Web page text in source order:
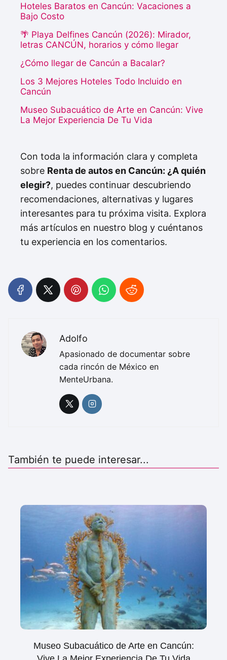
Hoteles Baratos en Cancún: Vacaciones a
Bajo Costo
🌴 Playa Delfines Cancún (2026): Mirador,
letras CANCÚN, horarios y cómo llegar
¿Cómo llegar de Cancún a Bacalar?
Los 3 Mejores Hoteles Todo Incluido en
Cancún
Museo Subacuático de Arte en Cancún: Vive
La Mejor Experiencia De Tu Vida
Con toda la información clara y completa
sobre Renta de autos en Cancún: ¿A quién
elegir?, puedes continuar descubriendo
recomendaciones, alternativas y lugares
interesantes para tu próxima visita. Explora
más artículos en nuestro blog y cuéntanos
tu experiencia en los comentarios.
Adolfo
Apasionado de documentar sobre
cada rincón de México en
MenteUrbana.
También te puede interesar...
Museo Subacuático de Arte en Cancún: